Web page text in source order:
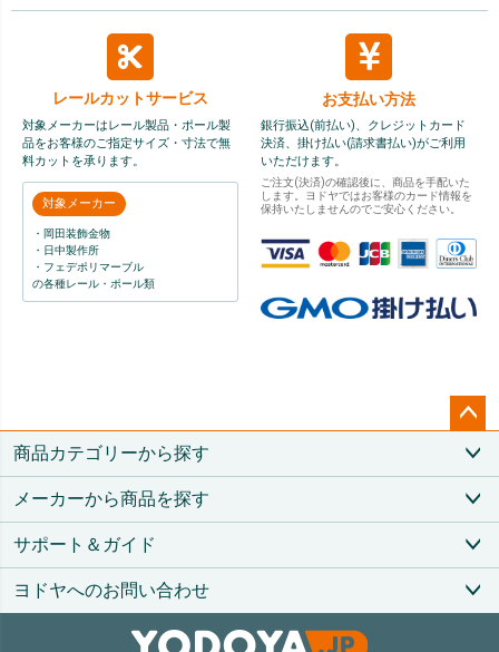
レールカットサービス
対象メーカーはレール製品・ポール製
品をお客様のご指定サイズ・寸法で無
料カットを承ります。
対象メーカー
・岡田装飾金物
・日中製作所
・フェデポリマーブル
の各種レール・ポール類
お支払い方法
銀行振込(前払い)、クレジットカード
決済、掛け払い(請求書払い)がご利用
いただけます。
ご注文(決済)の確認後に、商品を手配いた
します。ヨドヤではお客様のカード情報を
保持いたしませんのでご安心ください。
ペー
ップ
商品カテゴリーから探す
メーカーから商品を探す
サポート＆ガイド
ヨドヤへのお問い合わせ